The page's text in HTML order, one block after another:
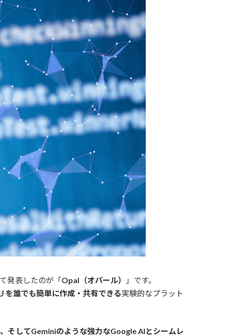
発表したのが「Opal（オパール）
」です。
を誰でも簡単に作成・共有できる実験的なプラット
そしてGeminiのような強力なGoogle AIとシームレ